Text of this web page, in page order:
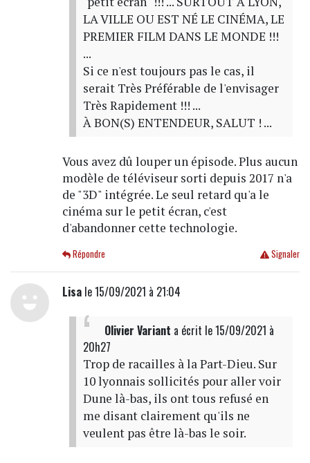
LA VILLE OU EST NÉ LE CINÉMA, LE
PREMIER FILM DANS LE MONDE !!!
...
Si ce n'est toujours pas le cas, il
serait Très Préférable de l'envisager
Très Rapidement !!! ...
À BON(S) ENTENDEUR, SALUT ! ...
Vous avez dû louper un épisode. Plus aucun
modèle de téléviseur sorti depuis 2017 n'a
de "3D" intégrée. Le seul retard qu'a le
cinéma sur le petit écran, c'est
d'abandonner cette technologie.
Signaler
Répondre
Lisale 15/09/2021 à 21:04
Olivier Variant a écrit le 15/09/2021 à
20h27
Trop de racailles à la Part-Dieu. Sur
10 lyonnais sollicités pour aller voir
Dune là-bas, ils ont tous refusé en
me disant clairement qu'ils ne
veulent pas être là-bas le soir.